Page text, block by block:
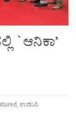
`ಆನಿಕಾ’
,ಉಡುಪಿ